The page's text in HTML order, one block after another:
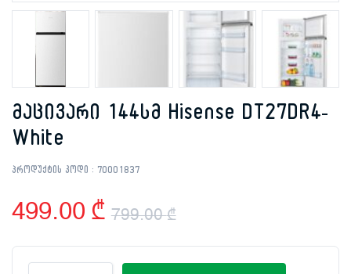
მაცივარი 144სმ Hisense DT27DR4-
White
პროდუქტის კოდი : 70001837
799.00₾
Original
499.00 ₾
Current